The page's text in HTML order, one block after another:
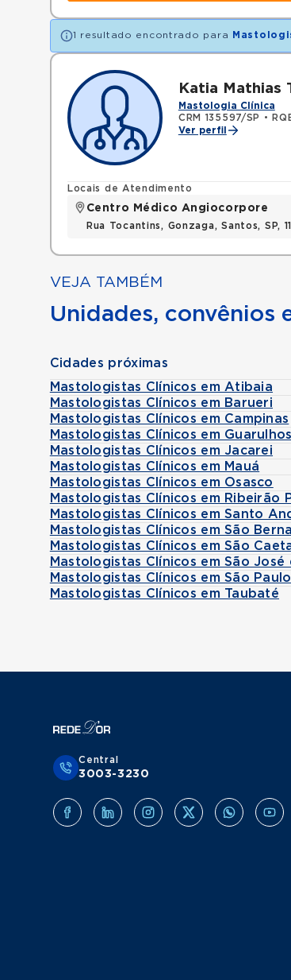
1 resultado encontrado para
Katia Mathias
Mastologia Clínica
CRM 135597/SP
•
Ver perfil
Locais de Atendimento
Centro Médico Angiocorpore
Rua Tocantins, Gonzaga, Santos, SP,
VEJA TAMBÉM
Unidades, convênios
Cidades próximas
Mastologistas Clínicos em Atibaia
Mastologistas Clínicos em Barueri
Mastologistas Clínicos em Campinas
Mastologistas Clínicos em Guarulhos
Mastologistas Clínicos em Jacarei
Mastologistas Clínicos em Mauá
Mastologistas Clínicos em Osasco
Mastologistas Clínicos em Ribeirão
Mastologistas Clínicos em Santo
Mastologistas Clínicos em São
Mastologistas Clínicos em São
Mastologistas Clínicos em São José
Mastologistas Clínicos em São Paulo
Mastologistas Clínicos em Taubaté
Central
3003-3230